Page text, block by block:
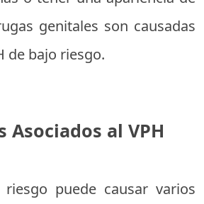
genitales son causadas
de bajo riesgo.
Asociados al VPH
puede causar varios